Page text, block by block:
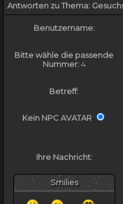
Antworten zu Thema:
Benutzername:
Bitte wähle die passende
Nummer:4
Betreff:
Kein NPC AVATAR
Ihre Nachricht:
Smilies